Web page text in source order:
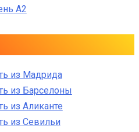
A2
из Мадрида
из Барселоны
из Аликанте
из Севильи